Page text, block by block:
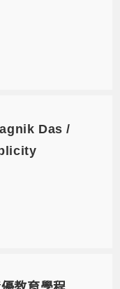
Das /